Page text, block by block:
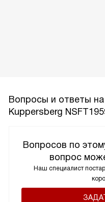
Вопросы и ответы
Kuppersberg
Вопросов по
вопрос
Наш специалист